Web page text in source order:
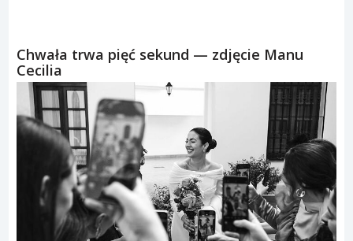
Chwała trwa pięć sekund — zdjęcie Manu
Cecilia